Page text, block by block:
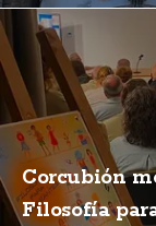
Corcubión
Filosofía